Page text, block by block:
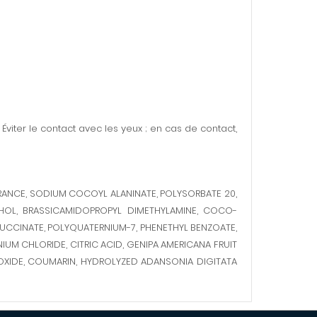
Éviter le contact avec les yeux ; en cas de contact,
SODIUM COCOYL ALANINATE, POLYSORBATE 20,
BRASSICAMIDOPROPYL DIMETHYLAMINE, COCO-
POLYQUATERNIUM-7, PHENETHYL BENZOATE,
CHLORIDE, CITRIC ACID, GENIPA AMERICANA FRUIT
COUMARIN, HYDROLYZED ADANSONIA DIGITATA